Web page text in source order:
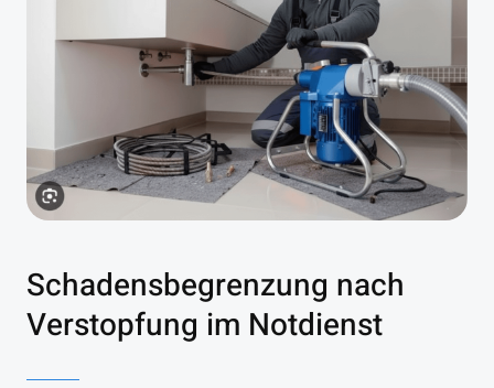
Schadensbegrenzung nach
Verstopfung im Notdienst